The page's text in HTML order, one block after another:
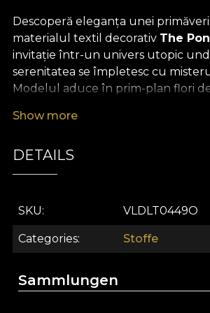
Descoperă eleganța unei
materialul textil decorativ The
invitație într-un univers utopic
serenitatea se împletesc cu
Modelul aduce în prim-plan flori
armonios pe un fundal întunecat
surprinde grația și delicatețea
atmosferă idilică în orice spațiu de
transformă în alegerea ideală
sofisticate de decor. Este perfect
de draperii spectaculoase,
pline de farmec sau cuverturi ce
Show more
DETAILS
SKU VLDLT0449O
Categories Stoffe
Sammlungen